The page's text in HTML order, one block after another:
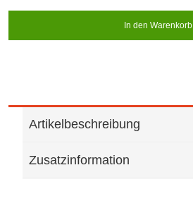
In den Warenkorb
Artikelbeschreibung
Zusatzinformation